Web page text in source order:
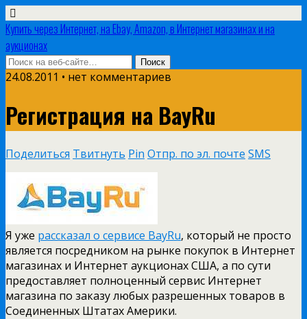
Купить через Интернет, на Ebay, Amazon, в Интернет магазинах и на
аукционах
24.08.2011 • нет комментариев
Регистрация на BayRu
Поделиться Твитнуть Pin Отпр. по эл. почте SMS
Я уже рассказал о сервисе BayRu, который не просто
является посредником на рынке покупок в Интернет
магазинах и Интернет аукционах США, а по сути
предоставляет полноценный сервис Интернет
магазина по заказу любых разрешенных товаров в
Соединенных Штатах Америки.